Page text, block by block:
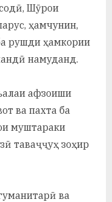
Шӯрои
ҳамчунин,
рушди ҳамкории
намуданд.
афзоиши
ва пахта ба
муштараки
таваҷҷуҳ зоҳир
ва